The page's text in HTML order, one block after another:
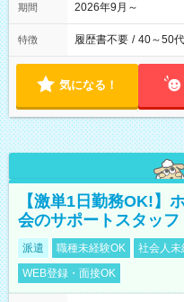
期間 2026年9月～
特徴 履歴書不要 / 40～50
気になる！
【激単1日勤務OK!】
会のサポートスタッ
派遣 職種未経験OK 社会人未
WEB登録・面接OK